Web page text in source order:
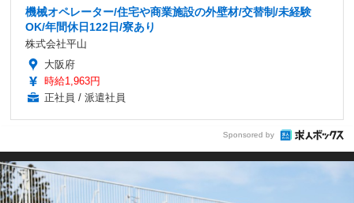
機械オペレーター/住宅や商業施設の外壁材/交替制/未経験
OK/年間休日122日/寮あり
株式会社平山
大阪府
時給1,963円
正社員 / 派遣社員
Sponsored by